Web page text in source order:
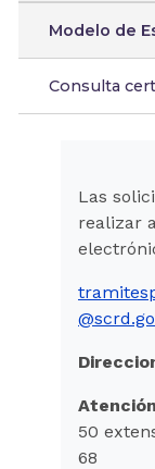
Modelo de
Consulta
Las
realizar
50
68